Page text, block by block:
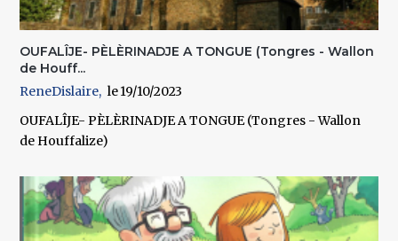
OUFALÎJE- PÈLÈRINADJE A TONGUE (Tongres - Wallon
de Houff...
ReneDislaire
19/10/2023
OUFALÎJE- PÈLÈRINADJE A TONGUE (Tongres - Wallon
de Houffalize)